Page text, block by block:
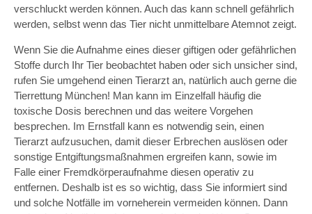
verschluckt werden können. Auch das kann schnell gefährlich
werden, selbst wenn das Tier nicht unmittelbare Atemnot zeigt.
Wenn Sie die Aufnahme eines dieser giftigen oder gefährlichen
Stoffe durch Ihr Tier beobachtet haben oder sich unsicher sind,
rufen Sie umgehend einen Tierarzt an, natürlich auch gerne die
Tierrettung München! Man kann im Einzelfall häufig die
toxische Dosis berechnen und das weitere Vorgehen
besprechen. Im Ernstfall kann es notwendig sein, einen
Tierarzt aufzusuchen, damit dieser Erbrechen auslösen oder
sonstige Entgiftungsmaßnahmen ergreifen kann, sowie im
Falle einer Fremdkörperaufnahme diesen operativ zu
entfernen. Deshalb ist es so wichtig, dass Sie informiert sind
und solche Notfälle im vorneherein vermeiden können. Dann